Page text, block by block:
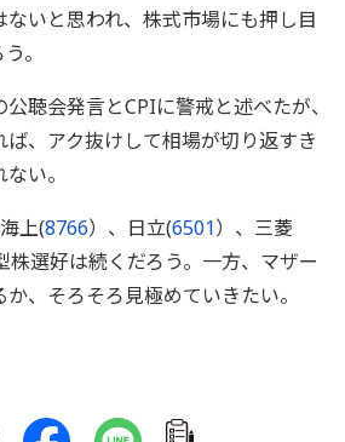
いと思われ、株式市場にも押し目
。
聴会発言とCPIに警戒と述べたが、
、アク抜けして相場が切り返すき
い。
上(8766）、日立(6501）、三菱
株選好は続くだろう。一方、マザー
、そろそろ見極めていきたい。